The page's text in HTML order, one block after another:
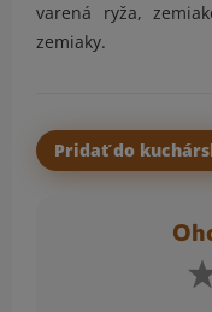
varená ryža,
zemiaky.
Pridať do